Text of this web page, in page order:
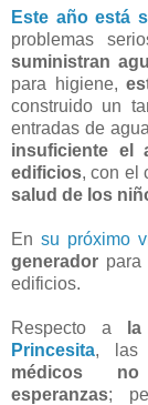
Este año está
problemas
suministran
para higiene,
construido un
entradas de
insuficiente el
edificios, con el
salud de los
Ensu próximo
generador
edificios.
Respecto a
Princesita, las
médicos
esperanzas;